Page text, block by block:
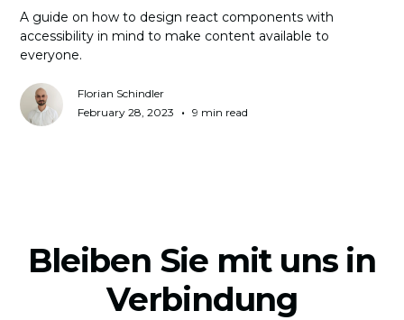
A guide on how to design react components with
accessibility in mind to make content available to
everyone.
Florian Schindler
February 28, 2023
• 9 min read
Bleiben Sie mit uns in
Verbindung